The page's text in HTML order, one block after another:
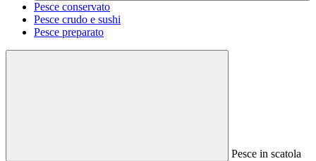
Pesce conservato
Pesce crudo e sushi
Pesce preparato
Pesce in scatola